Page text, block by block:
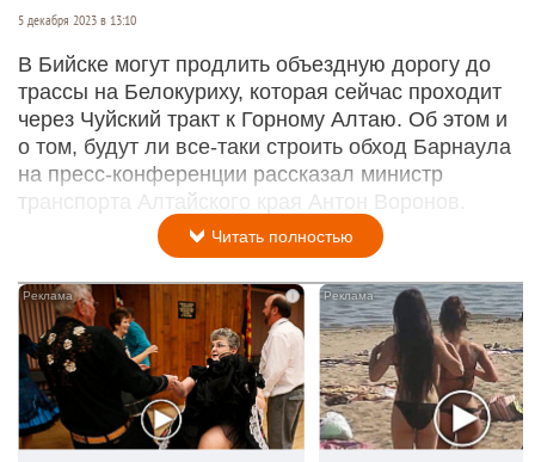
5 декабря 2023 в 13:10
В Бийске могут продлить объездную дорогу до
трассы на Белокуриху, которая сейчас проходит
через Чуйский тракт к Горному Алтаю. Об этом и
о том, будут ли все-таки строить обход Барнаула
на пресс-конференции рассказал министр
транспорта Алтайского края Антон Воронов.
Читать полностью
i